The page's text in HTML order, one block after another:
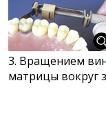
3. Вращением
матрицы вокруг